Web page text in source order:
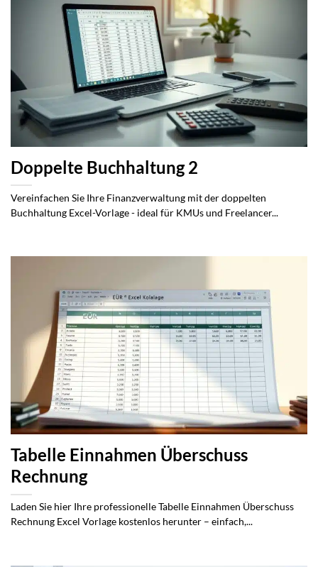
Doppelte Buchhaltung 2
Vereinfachen Sie Ihre Finanzverwaltung mit der doppelten
Buchhaltung Excel-Vorlage - ideal für KMUs und Freelancer...
Tabelle Einnahmen Überschuss
Rechnung
Laden Sie hier Ihre professionelle Tabelle Einnahmen Überschuss
Rechnung Excel Vorlage kostenlos herunter – einfach,...